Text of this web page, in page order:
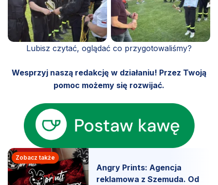
Lubisz czytać, oglądać co przygotowaliśmy?
Wesprzyj naszą redakcję w działaniu! Przez Twoją
pomoc możemy się rozwijać.
Zobacz także
Angry Prints: Agencja
reklamowa z Szemuda. Od